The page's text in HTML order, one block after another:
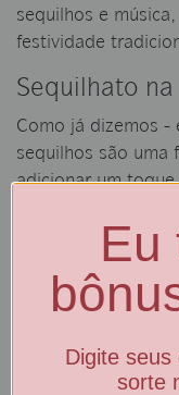
sequilhos e
festividade
S equilhato
Como já dizemos -
sequilhos são uma
adicionar um toque
sua textura
biscoitos
acordo com o
perfeita para
Eu
Digite
sorte